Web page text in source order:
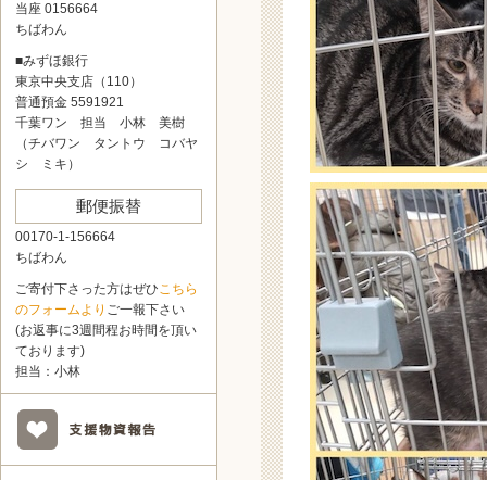
当座 0156664
ちばわん
■みずほ銀行
東京中央支店（110）
普通預金 5591921
千葉ワン 担当 小林 美樹
（チバワン タントウ コバヤ
シ ミキ）
郵便振替
00170-1-156664
ちばわん
ご寄付下さった方はぜひこちら
のフォームより ご一報下さい
(お返事に3週間程お時間を頂い
ております)
担当：小林